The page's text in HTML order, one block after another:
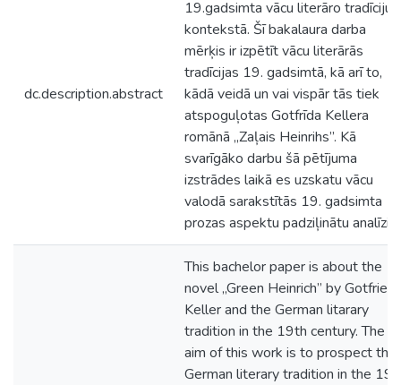
dc.description.abstract
19.gadsimta vācu literāro tradīciju
kontekstā. Šī bakalaura darba
mērķis ir izpētīt vācu literārās
tradīcijas 19. gadsimtā, kā arī to,
kādā veidā un vai vispār tās tiek
atspoguļotas Gotfrīda Kellera
romānā „Zaļais Heinrihs”. Kā
svarīgāko darbu šā pētījuma
izstrādes laikā es uzskatu vācu
valodā sarakstītās 19. gadsimta
prozas aspektu padziļinātu analīzi.
This bachelor paper is about the
novel „Green Heinrich” by Gotfried
Keller and the German litarary
tradition in the 19th century. The
aim of this work is to prospect the
German literary tradition in the